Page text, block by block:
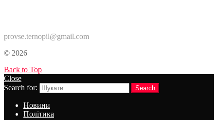
provse.ternopil@gmail.com
© 2026
Back to Top
Close
Search for:
Search
Новини
Політика